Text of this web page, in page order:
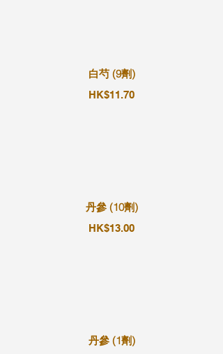
白芍 (9劑)
HK$11.70
丹參 (10劑)
HK$13.00
丹參 (1劑)